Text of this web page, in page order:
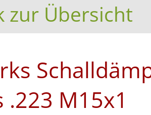
zur Übersicht
.223 M15x1